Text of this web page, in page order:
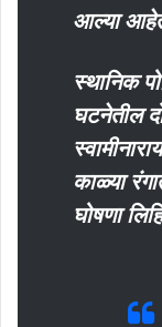
आल्या
स्थानिक
घटनेतील
काळ्या
घोषणा